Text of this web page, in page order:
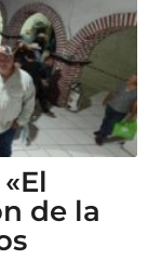
de la